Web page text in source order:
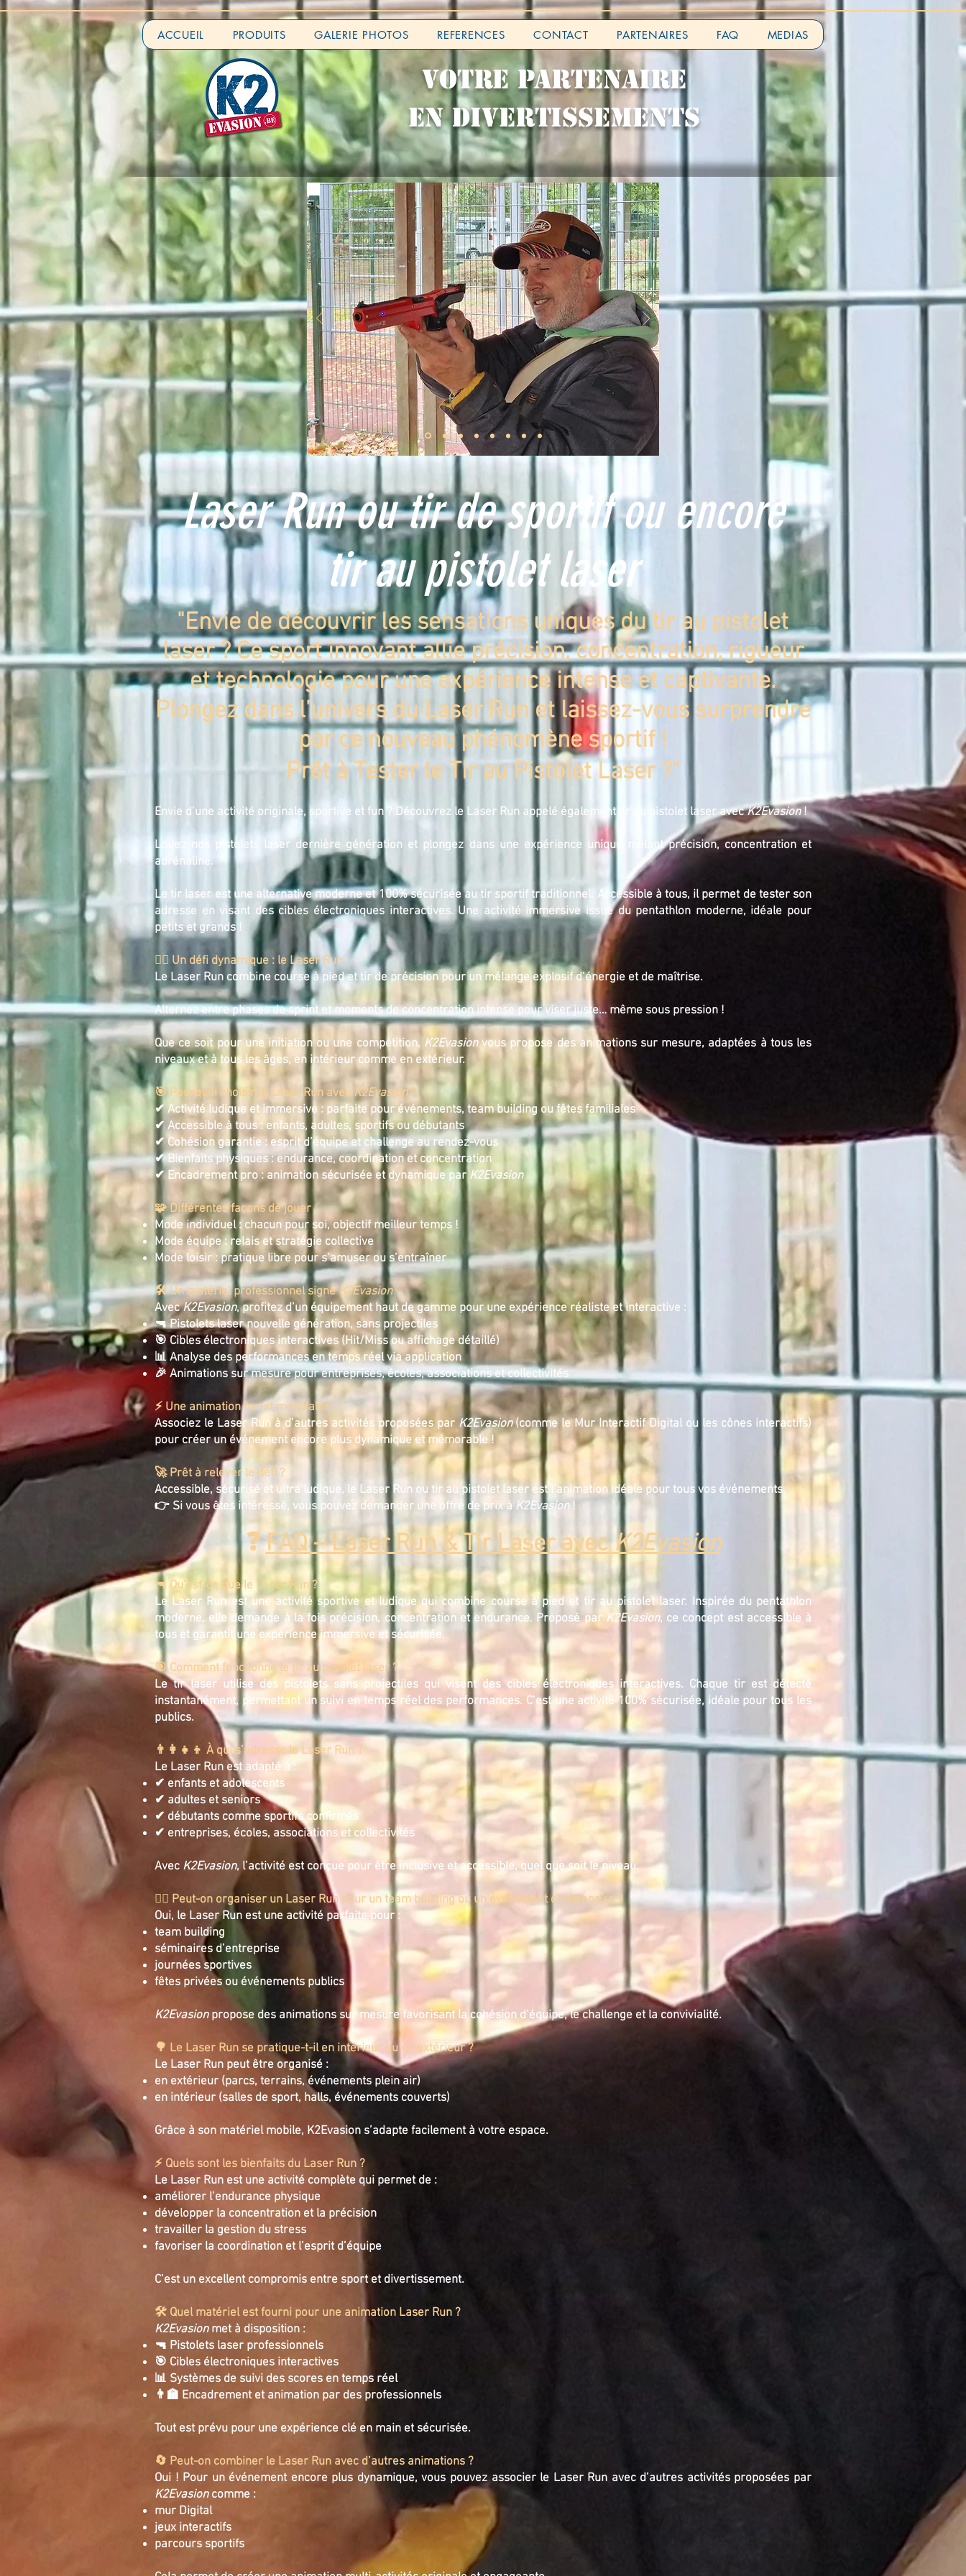
ACCUEIL PRODUITS GALERIE PHOTOS REFERENCES CONTACT PARTENAIRES FAQ MEDIAS
VOTRE PARTENAIRE
EN DIVERTISSEMENTS
Laser Run ou tir de sportif ou encore
tir au pistolet laser
"Envie de découvrir les sensations uniques du tir au pistolet
laser ? Ce sport innovant allie précision, concentration, rigueur
et technologie pour une expérience intense et captivante.
Plongez dans l’univers du Laser Run et laissez-vous surprendre
par ce nouveau phénomène sportif !
Prêt à Tester le Tir au Pistolet Laser ?"
Envie d’une activité originale, sportive et fun ? Découvrez le Laser Run appelé également tir au pistolet laser avecK2Evasion!
Louez nos pistolets laser dernière génération et plongez dans une expérience unique mêlant précision, concentration et
adrénaline.
Le tir laser est une alternative moderne et 100% sécurisée au tir sportif traditionnel. Accessible à tous, il permet de tester son
adresse en visant des cibles électroniques interactives. Une activité immersive issue du pentathlon moderne, idéale pour
petits et grands !
🏃‍♂️ Un défi dynamique : le Laser Run
Le Laser Run combine course à pied et tir de précision pour un mélange explosif d’énergie et de maîtrise.
Alternez entre phases de sprint et moments de concentration intense pour viser juste… même sous pression !
Que ce soit pour une initiation ou une compétition, K2Evasionvous propose des animations sur mesure, adaptées à tous les
niveaux et à tous les âges, en intérieur comme en extérieur.
🎯 Pourquoi choisir le Laser Run avec K2Evasion?
✔ Activité ludique et immersive : parfaite pour événements, team building ou fêtes familiales
✔ Accessible à tous : enfants, adultes, sportifs ou débutants
✔ Cohésion garantie : esprit d’équipe et challenge au rendez-vous
✔ Bienfaits physiques : endurance, coordination et concentration
✔ Encadrement pro : animation sécurisée et dynamique par K2Evasion
🧩 Différentes façons de jouer
Mode individuel : chacun pour soi, objectif meilleur temps !
Mode équipe : relais et stratégie collective
Mode loisir : pratique libre pour s’amuser ou s’entraîner
🛠️ Un matériel professionnel signéK2Evasion
AvecK2Evasion, profitez d’un équipement haut de gamme pour une expérience réaliste et interactive :
🔫 Pistolets laser nouvelle génération, sans projectiles
🎯 Cibles électroniques interactives (Hit/Miss ou affichage détaillé)
📊 Analyse des performances en temps réel via application
🎉 Animations sur mesure pour entreprises, écoles, associations et collectivités
⚡ Une animation fun et modulable
Associez le Laser Run à d’autres activités proposées par K2Evasion(comme le Mur Interactif Digital ou les cônes interactifs)
pour créer un événement encore plus dynamique et mémorable !
🚀 Prêt à relever le défi ?
Accessible, sécurisé et ultra ludique, le Laser Run ou tir au pistolet laser est l’animation idéale pour tous vos événements.
👉 Si vous êtes intéressé, vous pouvez demander une offre de prix à K2Evasion!
❓FAQ – Laser Run & Tir Laser avecK2Evasion
🔫 Qu’est-ce que le Laser Run ?
Le Laser Run est une activité sportive et ludique qui combine course à pied et tir au pistolet laser. Inspirée du pentathlon
moderne, elle demande à la fois précision, concentration et endurance. Proposé parK2Evasion, ce concept est accessible à
tous et garantit une expérience immersive et sécurisée.
🎯 Comment fonctionne le tir au pistolet laser ?
Le tir laser utilise des pistolets sans projectiles qui visent des cibles électroniques interactives. Chaque tir est détecté
instantanément, permettant un suivi en temps réel des performances. C’est une activité 100% sécurisée, idéale pour tous les
publics.
👨‍👩‍👧‍👦 À qui s’adresse le Laser Run ?
Le Laser Run est adapté à :
✔ enfants et adolescents
✔ adultes et seniors
✔ débutants comme sportifs confirmés
✔ entreprises, écoles, associations et collectivités
Avec K2Evasion, l’activité est conçue pour être inclusive et accessible, quel que soit le niveau.
🏃‍♂️ Peut-on organiser un Laser Run pour un team building ou un événement d’entreprise ?
Oui, le Laser Run est une activité parfaite pour :
team building
séminaires d’entreprise
journées sportives
fêtes privées ou événements publics
K2Evasionpropose des animations sur mesure favorisant la cohésion d’équipe, le challenge et la convivialité.
🌳 Le Laser Run se pratique-t-il en intérieur ou en extérieur ?
Le Laser Run peut être organisé :
en extérieur (parcs, terrains, événements plein air)
en intérieur (salles de sport, halls, événements couverts)
Grâce à son matériel mobile, K2Evasion s’adapte facilement à votre espace.
⚡ Quels sont les bienfaits du Laser Run ?
Le Laser Run est une activité complète qui permet de :
améliorer l’endurance physique
développer la concentration et la précision
travailler la gestion du stress
favoriser la coordination et l’esprit d’équipe
C’est un excellent compromis entre sport et divertissement.
🛠️ Quel matériel est fourni pour une animation Laser Run ?
K2Evasionmet à disposition :
🔫 Pistolets laser professionnels
🎯 Cibles électroniques interactives
📊 Systèmes de suivi des scores en temps réel
👨‍🏫 Encadrement et animation par des professionnels
Tout est prévu pour une expérience clé en main et sécurisée.
🔄 Peut-on combiner le Laser Run avec d’autres animations ?
Oui ! Pour un événement encore plus dynamique, vous pouvez associer le Laser Run avec d’autres activités proposées par
K2Evasioncomme :
mur Digital
jeux interactifs
parcours sportifs